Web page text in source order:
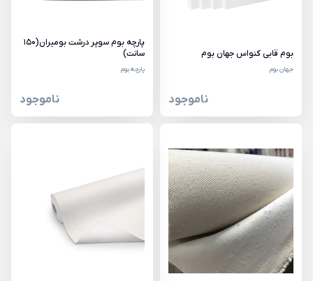
بوم قابی کنواس جهان بوم
جهان بوم
ناموجود
پارچه بوم سوپر درشت بومیران(150
سانت)
پارچه بوم
ناموجود